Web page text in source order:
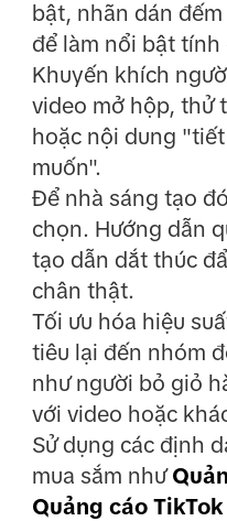
bật, nhãn dán
để làm nổi bật tính
Khuyến khích
video mở hộp, thử
hoặc nội dung
muốn".
Để nhà sáng tạo
chọn. Hướng dẫn
tạo dẫn dắt thúc
chân thật.
Tối ưu hóa hiệu
tiêu lại đến nhóm
như người bỏ giỏ
với video hoặc
Sử dụng các định
mua sắm như
Quảng cáo